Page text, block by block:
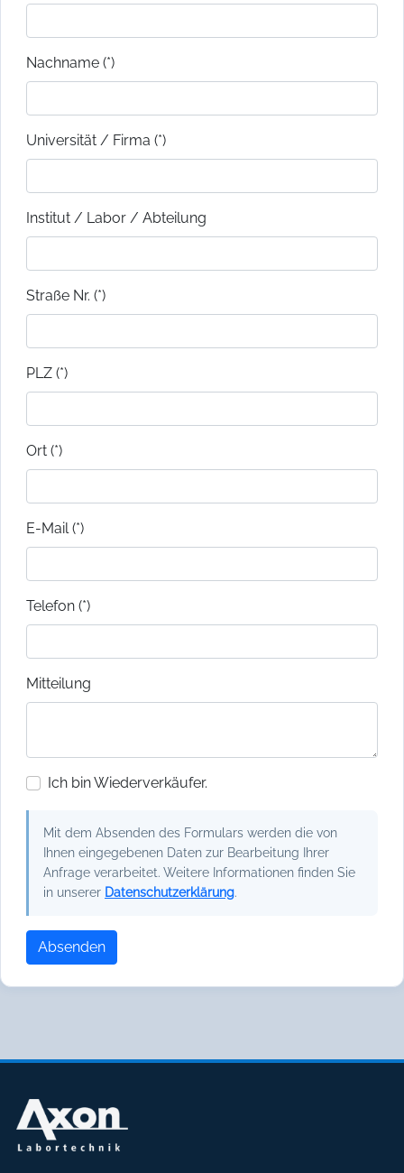
Nachname (*)
Universität / Firma (*)
Institut / Labor / Abteilung
Straße Nr. (*)
PLZ (*)
Ort (*)
E-Mail (*)
Telefon (*)
Mitteilung
Ich bin Wiederverkäufer.
Mit dem Absenden des Formulars werden die von
Ihnen eingegebenen Daten zur Bearbeitung Ihrer
Anfrage verarbeitet. Weitere Informationen finden Sie
in unserer Datenschutzerklärung.
Absenden